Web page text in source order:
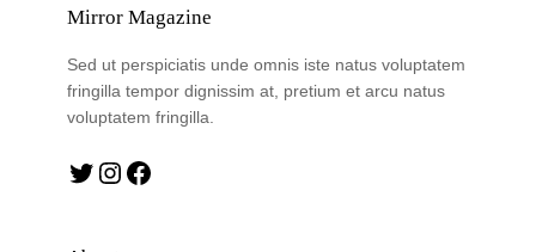
Mirror Magazine
Sed ut perspiciatis unde omnis iste natus voluptatem
fringilla tempor dignissim at, pretium et arcu natus
voluptatem fringilla.
Twitter Instagram Facebook